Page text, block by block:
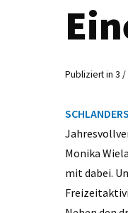
Publiziert in 3 /
Monika
mit dabei.